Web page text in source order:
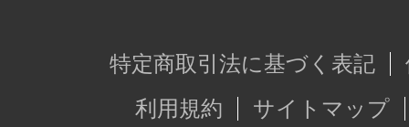
特定商取引法に基づく表記
利用規約
サイトマップ